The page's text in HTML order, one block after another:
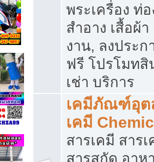
พระเครื่อง ท่อ
สำอาง เสื้อผ้
งาน, ลงประ
ฟรี โปรโมท
เช่า บริการ
เคมีภัณฑ์อุต
เคมี
สารเคมี สาร
สารสกัด อาห